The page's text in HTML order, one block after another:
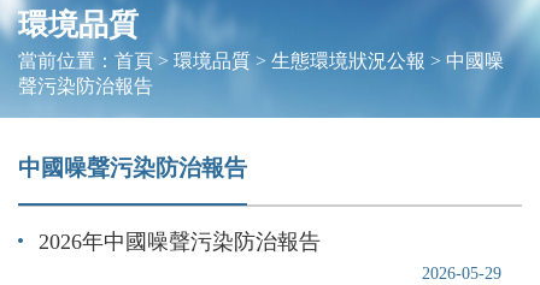
環境品質
當前位置： 首頁> 環境品質> 生態環境狀況公報 > 中國噪
聲污染防治報告
中國噪聲污染防治報告
2026-05-29
2026年中國噪聲污染防治報告